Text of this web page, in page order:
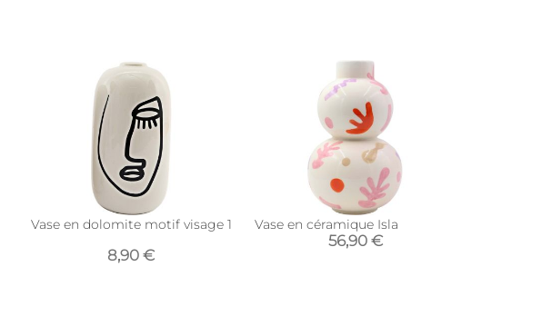
Vase en dolomite motif visage 19 x 9 cm (Modèle 1)
8,90 €
Vase en céramique Isla
56,90 €